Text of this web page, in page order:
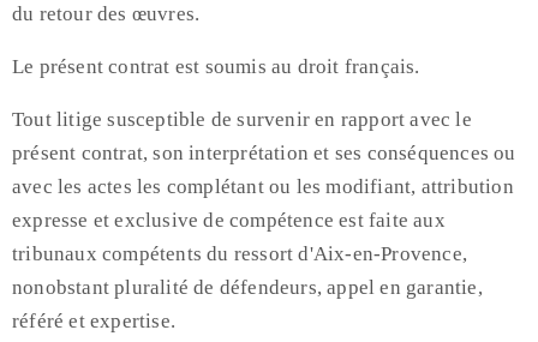
du retour des œuvres.
Le présent contrat est soumis au droit français.
Tout litige susceptible de survenir en rapport avec le
présent contrat, son interprétation et ses conséquences ou
avec les actes les complétant ou les modifiant, attribution
expresse et exclusive de compétence est faite aux
tribunaux compétents du ressort d'Aix-en-Provence,
nonobstant pluralité de défendeurs, appel en garantie,
référé et expertise.